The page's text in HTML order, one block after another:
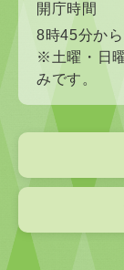
開庁時間
8時45分か
※土曜・日
みです。